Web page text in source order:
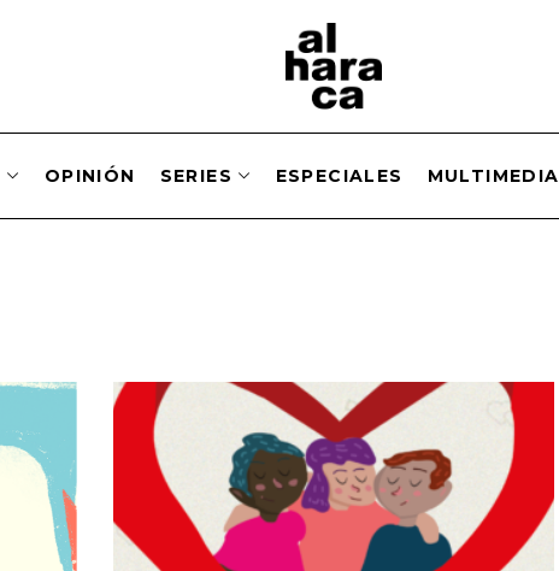
OPINIÓN SERIES ESPECIALES MULTIMEDIA